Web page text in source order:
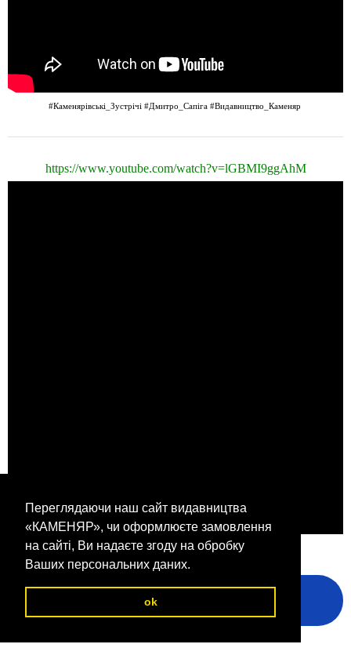
Переглядаючи наш сайт видавництва
«КАМЕНЯР», чи оформлюєте замовлення
на сайті, Ви надаєте згоду на обробку
Ваших персональних даних.
ok
#Каменярівські_Зустрічі #Дмитро_Сапіга #Видавництво_Каменяр
https://www.youtube.com/watch?v=lGBMI9ggAhM
#Каменярівські_Зустрічі #Дмитро_Сапіга#Видавництво_Каменяр